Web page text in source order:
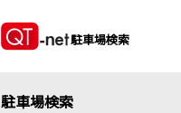
駐車場検索
駐車場検索